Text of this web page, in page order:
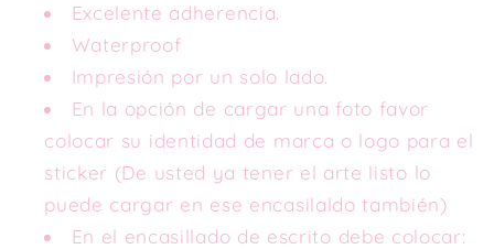
Excelente adherencia.
Waterproof
Impresión por un solo lado.
En la opción de cargar una foto favor
colocar su identidad de marca o logo para el
sticker (De usted ya tener el arte listo lo
puede cargar en ese encasilaldo también)
En el encasillado de escrito debe colocar: